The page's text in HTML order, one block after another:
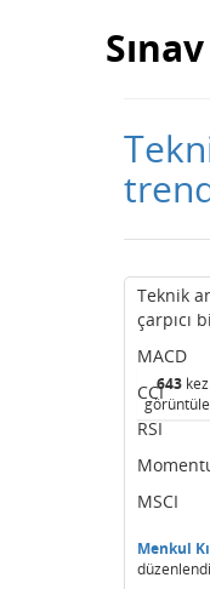
643 kez
Teknik
çarpıcı
MACD
CCI
RSI
MSCI
Menkul
düzenlendi